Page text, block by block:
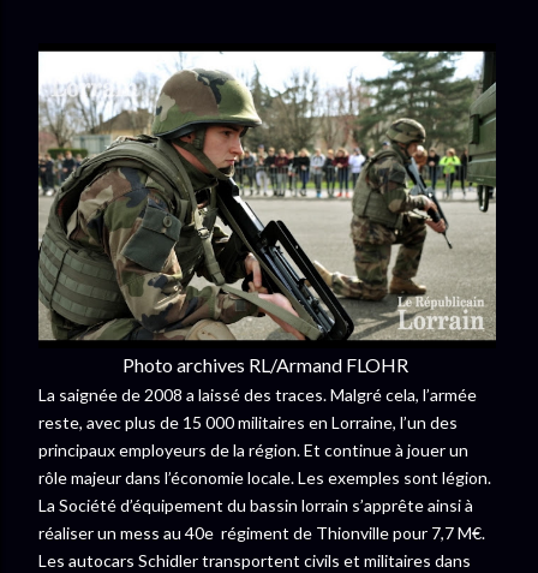
Photo archives RL/Armand FLOHR
La saignée de 2008 a laissé des traces. Malgré cela, l’armée
reste, avec plus de 15 000 militaires en Lorraine, l’un des
principaux employeurs de la région. Et continue à jouer un
rôle majeur dans l’économie locale. Les exemples sont légion.
La Société d’équipement du bassin lorrain s’apprête ainsi à
réaliser un mess au 40e régiment de Thionville pour 7,7 M€.
Les autocars Schidler transportent civils et militaires dans